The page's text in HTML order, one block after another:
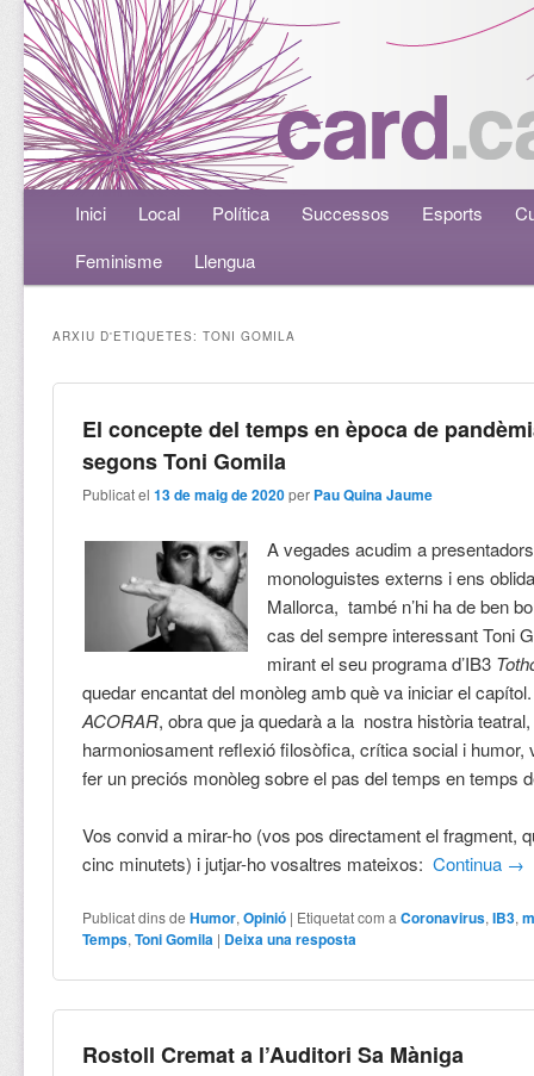
Menú principalAneu al contingut principal
Aneu al contingut secundari
Inici Local Política Successos Esports
Feminisme
Llengua
ARXIU D'ETIQUETES:TONI GOMILA
El concepte del temps en època de
segons Toni Gomila
Publicat el13 de maig de 2020 per Pau Quina Jaume
A vegades acudim a
monologuistes externs i ens
Mallorca, també n’hi ha de ben
cas del sempre interessant Toni
mirant el seu programa d’IB3
quedar encantat del monòleg amb què va iniciar el
ACORAR, obra que ja quedarà a la nostra història
harmoniosament reflexió filosòfica, crítica social i humor,
fer un preciós monòleg sobre el pas del temps en temps
Vos convid a mirar-ho (vos pos directament el fragment,
cinc minutets) i jutjar-ho vosaltres mateixos:Continua →
Publicat dins de Humor,Opinió | Etiquetat com a Coronavirus,IB3,
Temps,Toni Gomila | Deixa una resposta
Rostoll Cremat a l’Auditori Sa Màniga